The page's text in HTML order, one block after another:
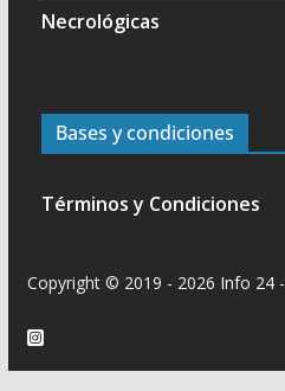
Necrológicas
Bases y condiciones
Términos y Condiciones
Copyright © 2019 - 2026 Info 24-